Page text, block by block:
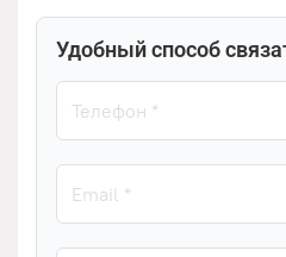
Удобный способ